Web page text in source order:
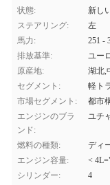
状態:
新し
ステアリング:
左
馬力:
251 -
排放基準:
ユー
原産地:
湖北,
セグメント:
軽ト
市場セグメント:
都市
エンジンのブラ
ンド:
ユチ
燃料の種類:
ディ
エンジン容量:
<
シリンダー:
4